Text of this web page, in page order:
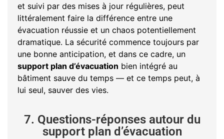
et suivi par des mises à jour régulières, peut
littéralement faire la différence entre une
évacuation réussie et un chaos potentiellement
dramatique. La sécurité commence toujours par
une bonne anticipation, et dans ce cadre, un
support plan d’évacuation bien intégré au
bâtiment sauve du temps — et ce temps peut, à
lui seul, sauver des vies.
7. Questions-réponses autour du
support plan d’évacuation